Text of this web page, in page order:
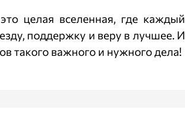
целая вселенная, где каждый
поддержку и веру в лучшее. И
такого важного и нужного дела!